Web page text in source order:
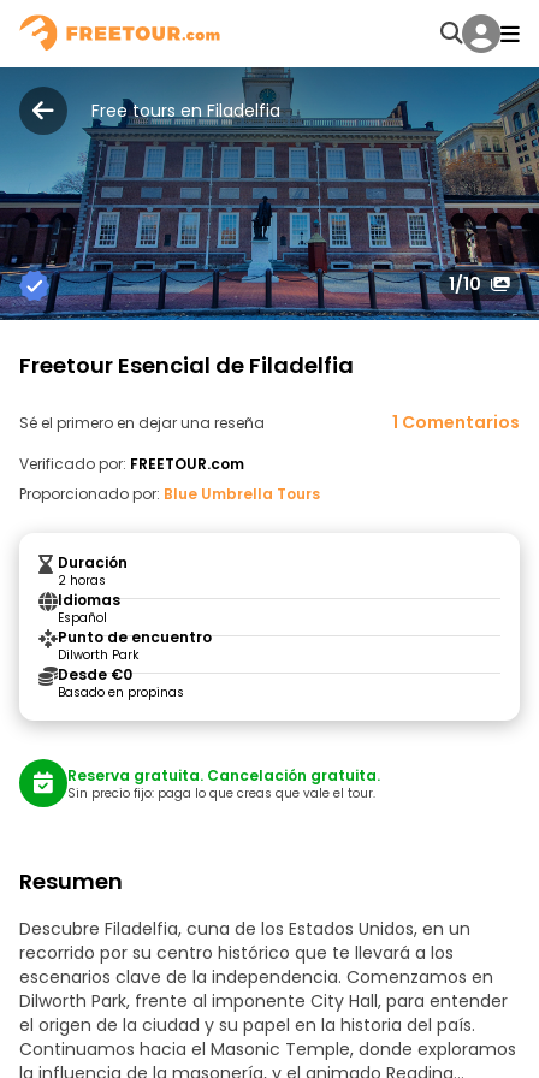
Free tours en Filadelfia
1/10
Freetour Esencial de Filadelfia
Sé el primero en dejar una reseña 1 Comentarios
Verificado por: FREETOUR.com
Proporcionado por: Blue Umbrella Tours
Duración
2 horas
Idiomas
Español
Punto de encuentro
Dilworth Park
Desde €0
Basado en propinas
Reserva gratuita. Cancelación gratuita.
Sin precio fijo: paga lo que creas que vale el tour.
Resumen
Descubre Filadelfia, cuna de los Estados Unidos, en un
recorrido por su centro histórico que te llevará a los
escenarios clave de la independencia. Comenzamos en
Dilworth Park, frente al imponente City Hall, para entender
el origen de la ciudad y su papel en la historia del país.
Continuamos hacia el Masonic Temple, donde exploramos
la influencia de la masonería, y el animado Reading